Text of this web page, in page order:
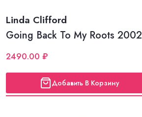
Linda Clifford
Going Back To My Roots 2002
2490.00 ₽
Добавить В Корзину